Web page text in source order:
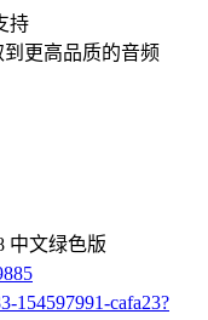
持
更高品质的音频
中文绿色版
154597991-cafa23?